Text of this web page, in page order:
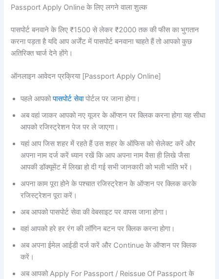
Passport Apply Online के लिए लगने वाला शुल्क
पासपोर्ट बनवाने के लिए ₹1500 से लेकर ₹2000 तक की फीस का भुगतान
करना पड़ता है यदि आप अर्जेंट में पासपोर्ट बनवाना चाहते हैं तो आपको कुछ
अतिरिक्त चार्ज देने होंगे।
ऑनलाइन आवेदन प्रक्रिया [Passport Apply Online]
पहले आपकोपासपोर्ट सेवापोर्टल पर जाना होगा।
अब वहां जाकर आपको नए यूजर के ऑप्शन पर क्लिक करना होगा यह सीधा
आपको रजिस्ट्रेशन पेज पर ले जाएगा।
यहां आप जिस शहर में रहते हैं उस शहर के ऑफिस को सेलेक्ट करें और
अपना नाम दर्ज करें ध्यान रखें कि आप अपना नाम वैसा ही लिखे जैसा
आपकी डॉक्यूमेंट में लिखा हो दी गई सभी जानकारी को भली भांति भरें।
अपना काम पूरा होने के पश्चात रजिस्ट्रेशन के ऑप्शन पर क्लिक करके
रजिस्ट्रेशन पूरा करें।
अब आपको पासपोर्ट सेवा की वेबसाइट पर वापस जाना होगा।
वहां आपको हरे हर रंग की लॉगिन बटन पर क्लिक करना होगा।
अब अपना ईमेल आईडी दर्ज करें और Continue के ऑप्शन पर क्लिक
करें।
अब आपको Apply For Passport / Reissue Of Passport के